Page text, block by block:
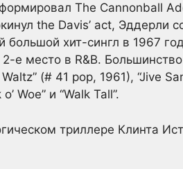
The Cannonball
the Davis’ act, Эддерли
хит-сингл в 1967
е место в R&B.
(# 41 pop, 1961), “Jive
Woe” и “Walk Tall”.
триллере Клинта